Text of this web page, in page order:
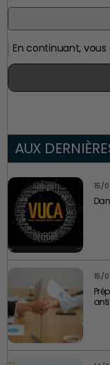
En continuant,
AUX
15/
15/